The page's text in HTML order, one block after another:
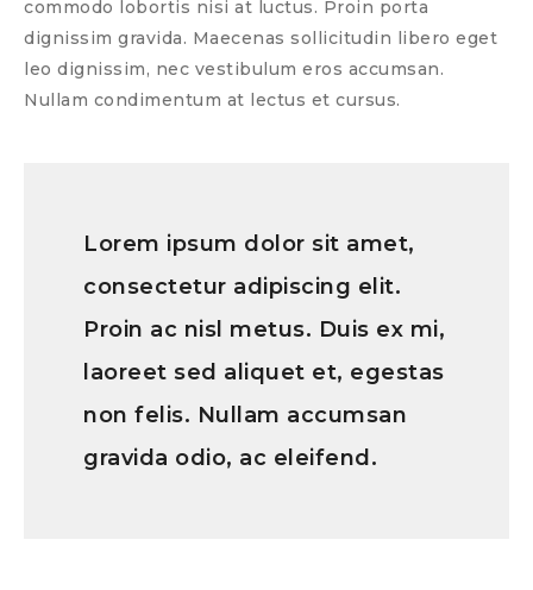
commodo lobortis nisi at luctus. Proin porta
dignissim gravida. Maecenas sollicitudin libero eget
leo dignissim, nec vestibulum eros accumsan.
Nullam condimentum at lectus et cursus.
Lorem ipsum dolor sit amet,
consectetur adipiscing elit.
Proin ac nisl metus. Duis ex mi,
laoreet sed aliquet et, egestas
non felis. Nullam accumsan
gravida odio, ac eleifend.